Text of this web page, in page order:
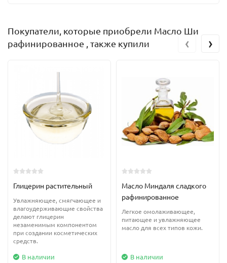
Покупатели, которые приобрели Масло Ши
рафинированное , также купили
Глицерин растительный
Увлажняющее, смягчающее и
влагоудерживающие свойства
делают глицерин
незаменимым компонентом
при создании косметических
средств.
В наличии
Масло Миндаля сладкого
рафинированное
Легкое омолаживающее,
питающее и увлажняющее
масло для всех типов кожи.
В наличии
‹ ›